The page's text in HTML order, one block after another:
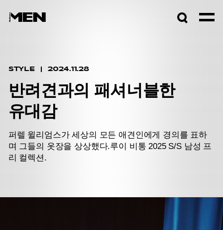
STYLE 2024.11.28
반려견과의 패셔너블한
유대감
퍼렐 윌리엄스가 세상의 모든 애견인에게 경의를 표하
며 그들의 옷장을 상상했다.루이 비통 2025 S/S 남성 프
리 컬렉션.